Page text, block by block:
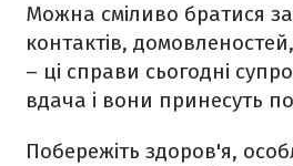
Можна сміливо братися
контактів,
– ці справи сьогодні
вдача і вони принесуть
Побережіть здоров'я,